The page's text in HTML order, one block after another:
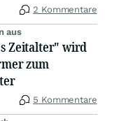
2 Kommentare
aus
Zeitalter" wird
zum
5 Kommentare